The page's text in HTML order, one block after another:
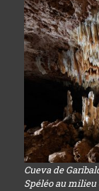
Cueva de
Spéléo au